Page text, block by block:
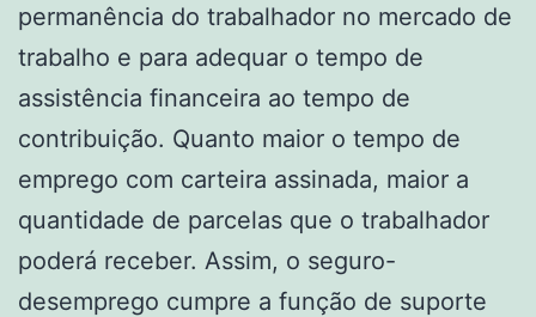
permanência do trabalhador no mercado de
trabalho e para adequar o tempo de
assistência financeira ao tempo de
contribuição. Quanto maior o tempo de
emprego com carteira assinada, maior a
quantidade de parcelas que o trabalhador
poderá receber. Assim, o seguro-
desemprego cumpre a função de suporte